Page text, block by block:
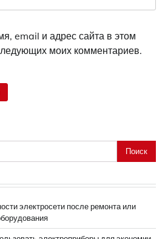
email и адрес сайта в этом
моих комментариев.
электросети после ремонта или